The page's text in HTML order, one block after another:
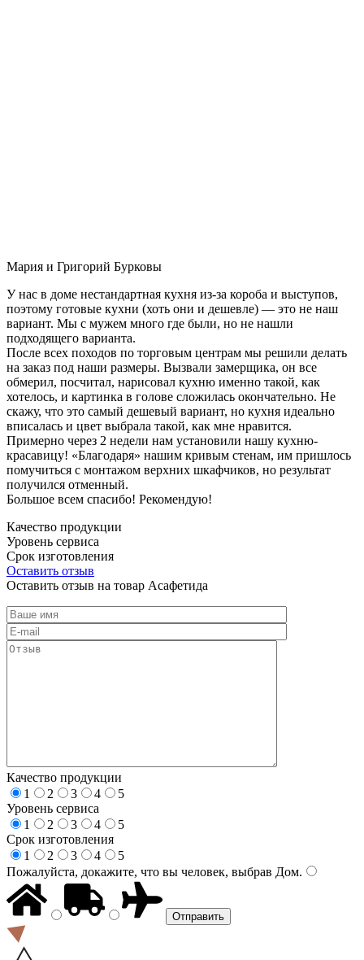
Мария и Григорий Бурковы
У нас в доме нестандартная кухня из-за короба и выступов,
поэтому готовые кухни (хоть они и дешевле) — это не наш
вариант. Мы с мужем много где были, но не нашли
подходящего варианта.
После всех походов по торговым центрам мы решили делать
на заказ под наши размеры. Вызвали замерщика, он все
обмерил, посчитал, нарисовал кухню именно такой, как
хотелось, и картинка в голове сложилась окончательно. Не
скажу, что это самый дешевый вариант, но кухня идеально
вписалась и цвет выбрала такой, как мне нравится.
Примерно через 2 недели нам установили нашу кухню-
красавицу! «Благодаря» нашим кривым стенам, им пришлось
помучиться с монтажом верхних шкафчиков, но результат
получился отменный.
Большое всем спасибо! Рекомендую!
Качество продукции
Уровень сервиса
Срок изготовления
Оставить отзыв
Оставить отзыв на товар Асафетида
Качество продукции
1
2 3 4
5
Уровень сервиса
1
2 3 4
5
Срок изготовления
1
2 3 4
5
Пожалуйста, докажите, что вы человек, выбрав Дом.